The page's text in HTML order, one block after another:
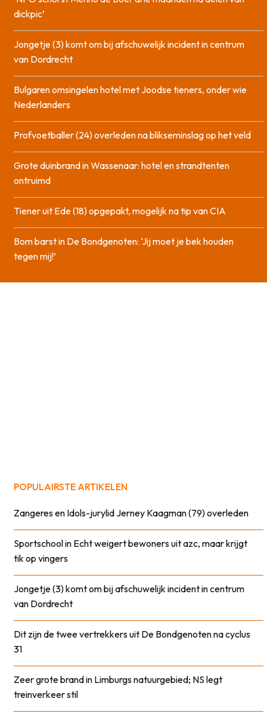
dickpic’
Jongetje (3) komt om bij afschuwelijk incident in centrum
van Dordrecht
Bulgaren omsingelen hotel met Joodse tieners, onder wie
Nederlanders
Profvoetballer (24) overleden na blikseminslag op het veld
Grote duinbrand in Wassenaar: hotel en strandtenten
ontruimd
Tiener uit Ede (18) opgepakt, mogelijk na tip van CIA
Bom barst in De Bondgenoten: ‘Jij moet je bek houden
tegen mij!’
POPULAIRSTE ARTIKELEN
Zangeres en Idols-jurylid Jerney Kaagman (79) overleden
Sportschool in Echt weigert bewoners uit azc, maar krijgt
tik op vingers
Jongetje (3) komt om bij afschuwelijk incident in centrum
van Dordrecht
Dit zijn de twee vertrekkers uit De Bondgenoten na cyclus
31
Zeer grote brand in Limburgs natuurgebied; NS legt
treinverkeer stil